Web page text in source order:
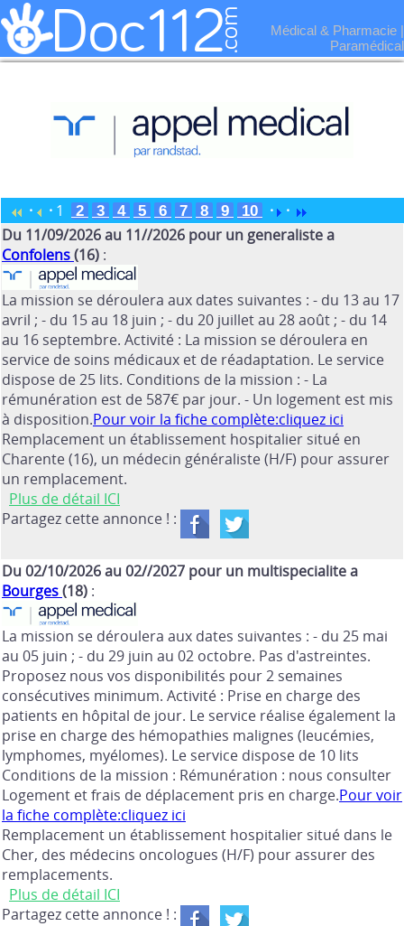
Médical & Pharmacie |
Paramédical
· · 1 2 3 4 5 6 7 8 9 10 ·
·
Du 11/09/2026 au 11//2026 pour un generaliste a
Confolens(16) :
La mission se déroulera aux dates suivantes : - du 13 au 17
avril ; - du 15 au 18 juin ; - du 20 juillet au 28 août ; - du 14
au 16 septembre. Activité : La mission se déroulera en
service de soins médicaux et de réadaptation. Le service
dispose de 25 lits. Conditions de la mission : - La
rémunération est de 587€ par jour. - Un logement est mis
à disposition.Pour voir la fiche complète:cliquez ici
Remplacement un établissement hospitalier situé en
Charente (16), un médecin généraliste (H/F) pour assurer
un remplacement.
Plus de détail ICI
Partagez cette annonce ! :
Du 02/10/2026 au 02//2027 pour un multispecialite a
Bourges(18) :
La mission se déroulera aux dates suivantes : - du 25 mai
au 05 juin ; - du 29 juin au 02 octobre. Pas d'astreintes.
Proposez nous vos disponibilités pour 2 semaines
consécutives minimum. Activité : Prise en charge des
patients en hôpital de jour. Le service réalise également la
prise en charge des hémopathies malignes (leucémies,
lymphomes, myélomes). Le service dispose de 10 lits
Conditions de la mission : Rémunération : nous consulter
Logement et frais de déplacement pris en charge.Pour voir
la fiche complète:cliquez ici
Remplacement un établissement hospitalier situé dans le
Cher, des médecins oncologues (H/F) pour assurer des
remplacements.
Plus de détail ICI
Partagez cette annonce ! :